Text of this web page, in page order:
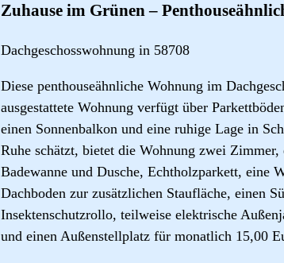
Zuhause im Grünen –
Dachgeschosswohnung in 58708
Diese penthouseähnliche Wohnung im
ausgestattete Wohnung verfügt über
einen Sonnenbalkon und eine ruhige Lage in
Ruhe schätzt, bietet die Wohnung zwei
Badewanne und Dusche, Echtholzparkett, eine
Dachboden zur zusätzlichen Staufläche, einen
Insektenschutzrollo, teilweise elektrische
und einen Außenstellplatz für monatlich 15,00